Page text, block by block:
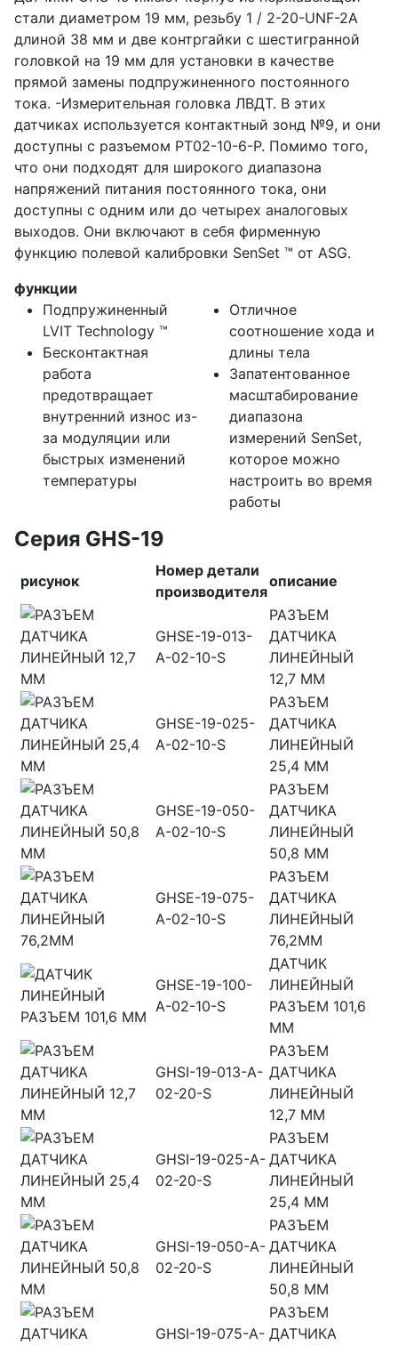
стали диаметром 19 мм, резьбу 1 / 2-20-UNF-2A
длиной 38 мм и две контргайки с шестигранной
головкой на 19 мм для установки в качестве
прямой замены подпружиненного постоянного
тока. -Измерительная головка ЛВДТ. В этих
датчиках используется контактный зонд №9, и они
доступны с разъемом PT02-10-6-P. Помимо того,
что они подходят для широкого диапазона
напряжений питания постоянного тока, они
доступны с одним или до четырех аналоговых
выходов. Они включают в себя фирменную
функцию полевой калибровки SenSet ™ от ASG.
функции
Подпружиненный
LVIT Technology ™
Бесконтактная
работа
предотвращает
внутренний износ из-
за модуляции или
быстрых изменений
температуры
Отличное
соотношение хода и
длины тела
Запатентованное
масштабирование
диапазона
измерений SenSet,
которое можно
настроить во время
работы
Серия GHS-19
рисунок
Номер детали
производителя
описание
GHSE-19-013-
A-02-10-S
РАЗЪЕМ
ДАТЧИКА
ЛИНЕЙНЫЙ
12,7 ММ
GHSE-19-025-
A-02-10-S
РАЗЪЕМ
ДАТЧИКА
ЛИНЕЙНЫЙ
25,4 ММ
GHSE-19-050-
A-02-10-S
РАЗЪЕМ
ДАТЧИКА
ЛИНЕЙНЫЙ
50,8 ММ
GHSE-19-075-
A-02-10-S
РАЗЪЕМ
ДАТЧИКА
ЛИНЕЙНЫЙ
76,2ММ
GHSE-19-100-
A-02-10-S
ДАТЧИК
ЛИНЕЙНЫЙ
РАЗЪЕМ 101,6
ММ
GHSI-19-013-A-
02-20-S
РАЗЪЕМ
ДАТЧИКА
ЛИНЕЙНЫЙ
12,7 ММ
GHSI-19-025-A-
02-20-S
РАЗЪЕМ
ДАТЧИКА
ЛИНЕЙНЫЙ
25,4 ММ
GHSI-19-050-A-
02-20-S
РАЗЪЕМ
ДАТЧИКА
ЛИНЕЙНЫЙ
50,8 ММ
GHSI-19-075-A-
РАЗЪЕМ
ДАТЧИКА